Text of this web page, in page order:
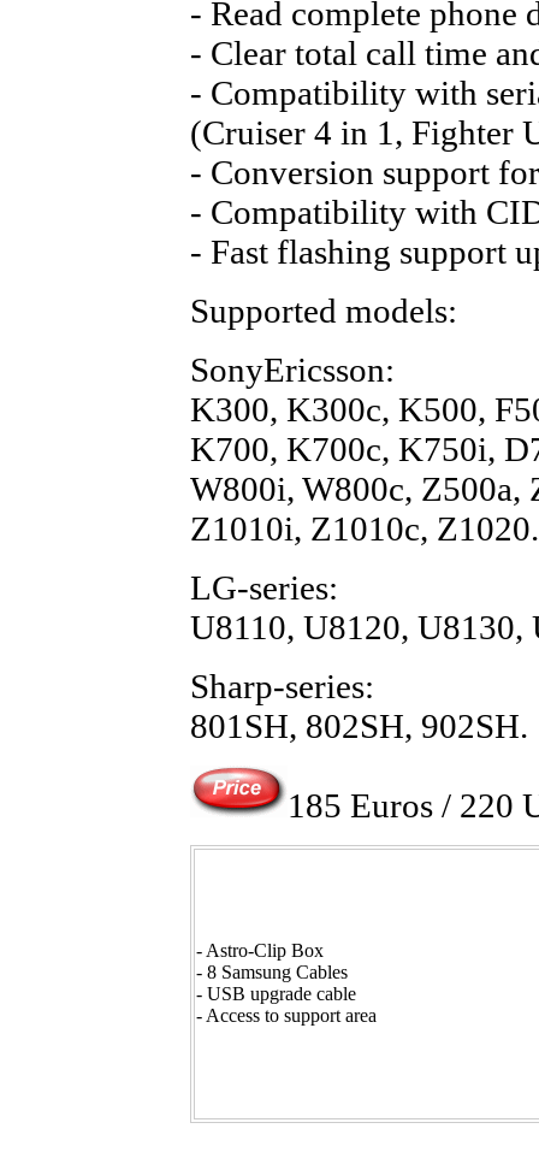
- Read complete phone
- Clear total call time
- Compatibility with
(Cruiser 4 in 1, Fighter
- Conversion support
- Compatibility with
- Fast flashing support
Supported models:
SonyEricsson:
K300, K300c, K500,
K700, K700c, K750i,
W800i, W800c, Z500a,
Z1010i, Z1010c, Z1020.
LG-series:
U8110, U8120, U8130,
Sharp-series:
801SH, 802SH, 902SH.
185 Euros / 220
- Astro-Clip Box
- 8 Samsung Cables
- USB upgrade cable
- Access to support area